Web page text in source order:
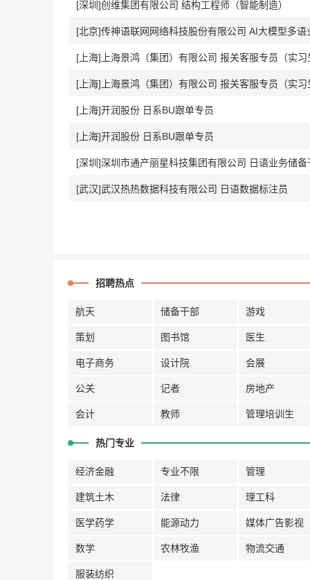
[深圳]创维集团有限公司 结构工程师（智能制造）
[北京]传神语联网网络科技股份有限公司 AI大模型多语
[上海]上海景鸿（集团）有限公司 报关客服专员（实习
[上海]上海景鸿（集团）有限公司 报关客服专员（实习
[上海]开润股份 日系BU跟单专员
[上海]开润股份 日系BU跟单专员
[深圳]深圳市通产丽星科技集团有限公司 日语业务储备
[武汉]武汉热热数据科技有限公司 日语数据标注员
招聘热点
航天 储备干部 游戏
策划 图书馆 医生
电子商务 设计院 会展
公关 记者 房地产
会计 教师 管理培训生
热门专业
经济金融 专业不限 管理
建筑土木 法律 理工科
医学药学 能源动力 媒体广告影视
数学 农林牧渔 物流交通
服装纺织